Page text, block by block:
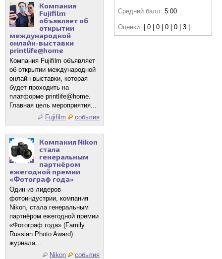
Компания
Fujifilm
объявляет об
открытии
международной
онлайн-выставки
printlife@home
Компания Fujifilm объявляет
об открытии международной
онлайн-выставки, которая
будет проходить на
платформе printlife@home.
Главная цель мероприятия...
Fujifilm
события
Компания Nikon
стала
генеральным
партнёром
ежегодной премии
«Фотограф года»
Один из лидеров
фотоиндустрии, компания
Nikon, стала генеральным
партнёром ежегодной премии
«Фотограф года» (Family
Russian Photo Award)
журнала...
Nikon
события
Средний балл: 5.00
Оценки: | 0 | 0 | 0 | 0 | 3 |